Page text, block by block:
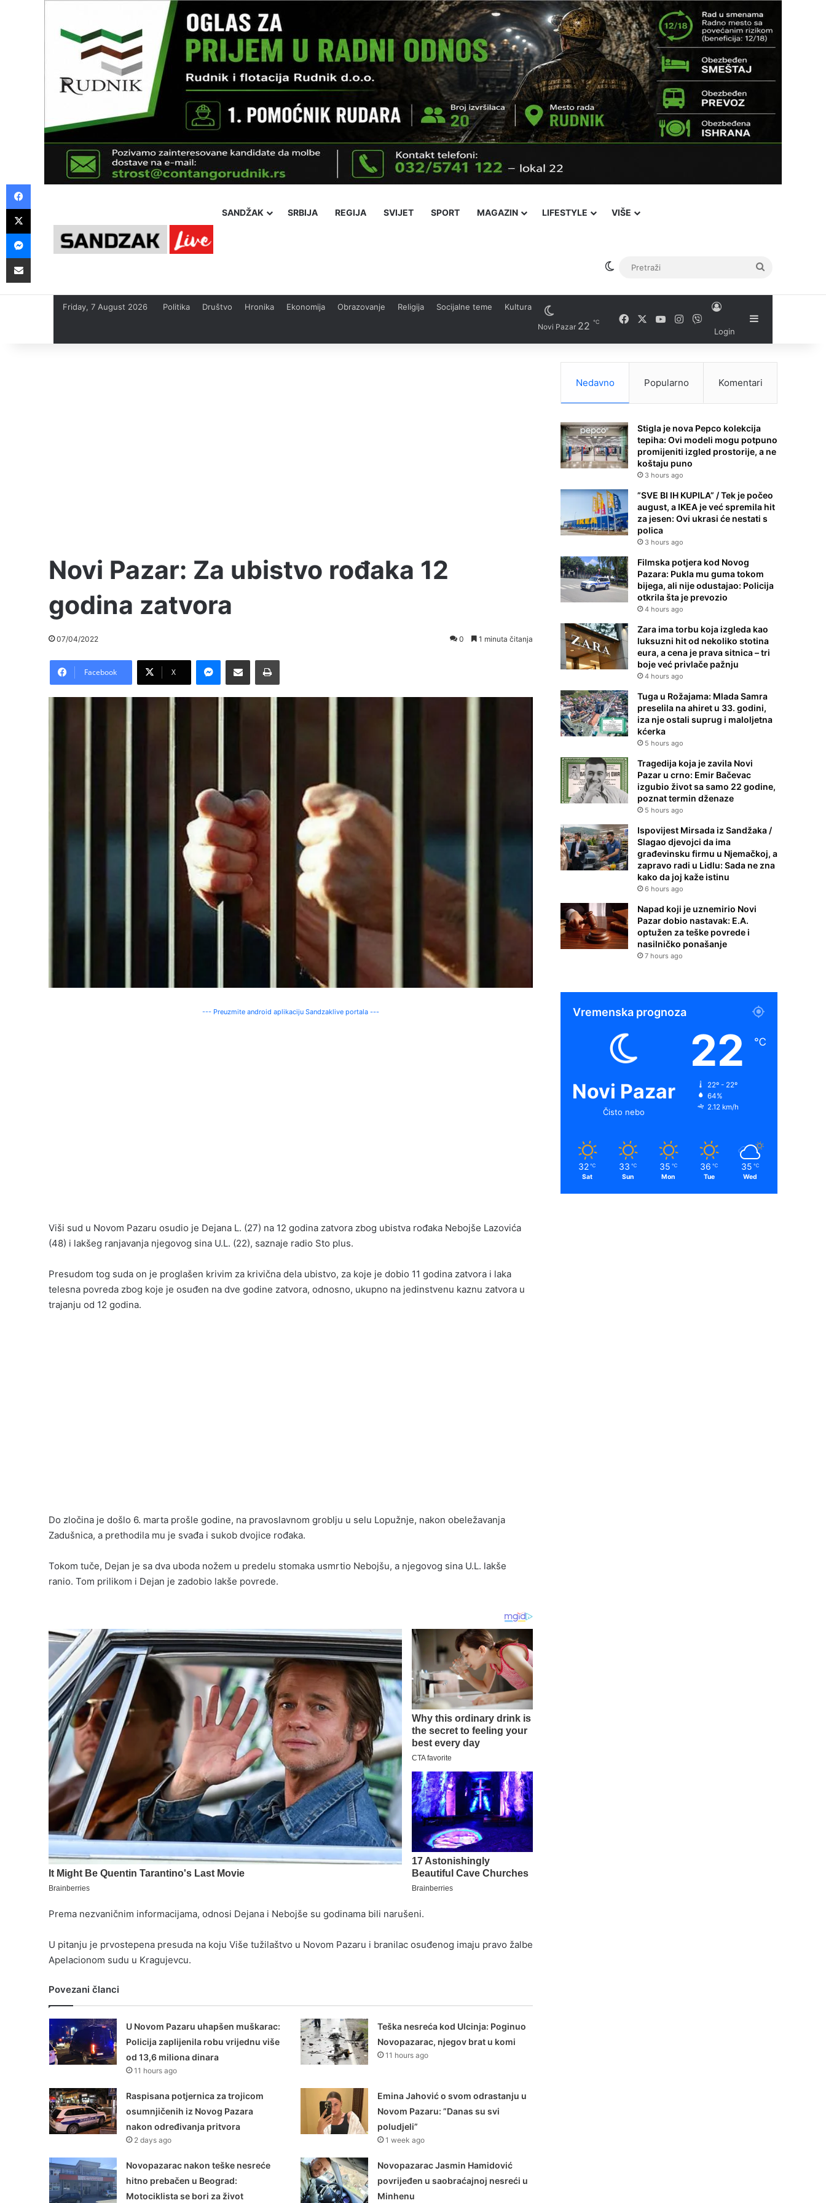
SANDŽAK SRBIJA REGIJA SVIJET SPORT MAGAZIN LIFESTYLE VIŠE
Switch skin
Friday, 7 August 2026 Politika Društvo Hronika Ekonomija Obrazovanje Religija Socijalne teme Kultura
Novi Pazar 22 ℃ FacebookYouTubeInstagram
Login
Sidebar
Novi Pazar: Za ubistvo rođaka 12
godina zatvora
07/04/2022 0 1 minuta čitanja
Facebook X
Messenger
Pošalji preko E-Maila Printaj
--- Preuzmite android aplikaciju Sandzaklive portala ---
Viši sud u Novom Pazaru osudio je Dejana L. (27) na 12 godina zatvora zbog ubistva rođaka Nebojše Lazovića
(48) i lakšeg ranjavanja njegovog sina U.L. (22), saznaje radio Sto plus.
Presudom tog suda on je proglašen krivim za krivična dela ubistvo, za koje je dobio 11 godina zatvora i laka
telesna povreda zbog koje je osuđen na dve godine zatvora, odnosno, ukupno na jedinstvenu kaznu zatvora u
trajanju od 12 godina.
Do zločina je došlo 6. marta prošle godine, na pravoslavnom groblju u selu Lopužnje, nakon obeležavanja
Zadušnica, a prethodila mu je svađa i sukob dvojice rođaka.
Tokom tuče, Dejan je sa dva uboda nožem u predelu stomaka usmrtio Nebojšu, a njegovog sina U.L. lakše
ranio. Tom prilikom i Dejan je zadobio lakše povrede.
Prema nezvaničnim informacijama, odnosi Dejana i Nebojše su godinama bili narušeni.
U pitanju je prvostepena presuda na koju Više tužilaštvo u Novom Pazaru i branilac osuđenog imaju pravo žalbe
Apelacionom sudu u Kragujevcu.
Povezani članci
U Novom Pazaru uhapšen muškarac:
Policija zaplijenila robu vrijednu više
od 13,6 miliona dinara
11 hours ago
Teška nesreća kod Ulcinja: Poginuo
Novopazarac, njegov brat u komi
11 hours ago
Raspisana potjernica za trojicom
osumnjičenih iz Novog Pazara
nakon određivanja pritvora
2 days ago
Emina Jahović o svom odrastanju u
Novom Pazaru: ”Danas su svi
poludjeli”
1 week ago
Novopazarac nakon teške nesreće
hitno prebačen u Beograd:
Motociklista se bori za život
Novopazarac Jasmin Hamidović
povrijeđen u saobraćajnoj nesreći u
Minhenu
Nedavno Popularno Komentari
Stigla je nova Pepco kolekcija
tepiha: Ovi modeli mogu potpuno
promijeniti izgled prostorije, a ne
koštaju puno
3 hours ago
”SVE BI IH KUPILA” / Tek je počeo
august, a IKEA je već spremila hit
za jesen: Ovi ukrasi će nestati s
polica
3 hours ago
Filmska potjera kod Novog
Pazara: Pukla mu guma tokom
bijega, ali nije odustajao: Policija
otkrila šta je prevozio
4 hours ago
Zara ima torbu koja izgleda kao
luksuzni hit od nekoliko stotina
eura, a cena je prava sitnica – tri
boje već privlače pažnju
4 hours ago
Tuga u Rožajama: Mlada Samra
preselila na ahiret u 33. godini,
iza nje ostali suprug i maloljetna
kćerka
5 hours ago
Tragedija koja je zavila Novi
Pazar u crno: Emir Bačevac
izgubio život sa samo 22 godine,
poznat termin dženaze
5 hours ago
Ispovijest Mirsada iz Sandžaka /
Slagao djevojci da ima
građevinsku firmu u Njemačkoj, a
zapravo radi u Lidlu: Sada ne zna
kako da joj kaže istinu
6 hours ago
Napad koji je uznemirio Novi
Pazar dobio nastavak: E.A.
optužen za teške povrede i
nasilničko ponašanje
7 hours ago
Vremenska prognoza
Novi Pazar
Čisto nebo
22 ℃
22º - 22º
64%
2.12 km/h
32 ℃
Sat
33 ℃
Sun
35 ℃
Mon
36 ℃
Tue
35 ℃
Wed
Facebook
X
Messenger
Pošalji preko E-Maila